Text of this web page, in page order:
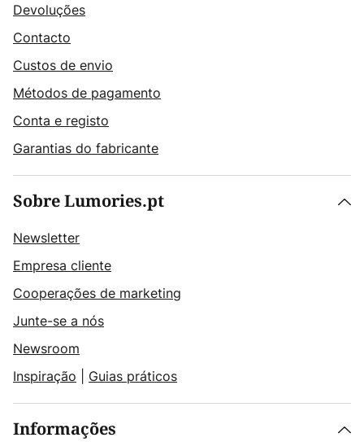
Devoluções
Contacto
Custos de envio
Métodos de pagamento
Conta e registo
Garantias do fabricante
Sobre Lumories.pt
Newsletter
Empresa cliente
Cooperações de marketing
Junte-se a nós
Newsroom
Inspiração
Guias práticos
Informações